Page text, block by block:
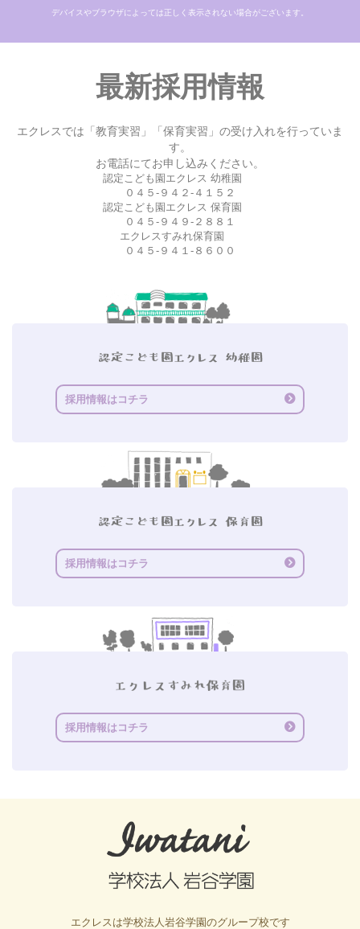
デバイスやブラウザによっては正しく表示されない場合がございます。
最新採用情報
エクレスでは「教育実習」「保育実習」の受け入れを行っていま
す。
お電話にてお申し込みください。
認定こども園エクレス 幼稚園
０４５-９４２-４１５２
認定こども園エクレス 保育園
０４５-９４９-２８８１
エクレスすみれ保育園
０４５-９４１-８６００
採用情報はコチラ
採用情報はコチラ
採用情報はコチラ
エクレスは学校法人岩谷学園のグループ校です